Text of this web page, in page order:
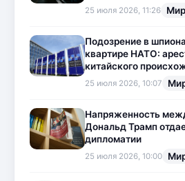
25 июля 2026, 11:26 Мир
Подозрение в
квартире НАТО:
китайского
25 июля 2026, 10:07
Напряженность
Дональд Трамп
дипломатии
25 июля 2026, 10:00